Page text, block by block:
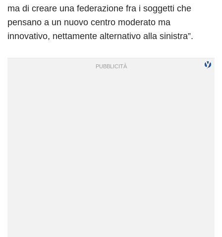
ma di creare una federazione fra i soggetti che
pensano a un nuovo centro moderato ma
innovativo, nettamente alternativo alla sinistra”.